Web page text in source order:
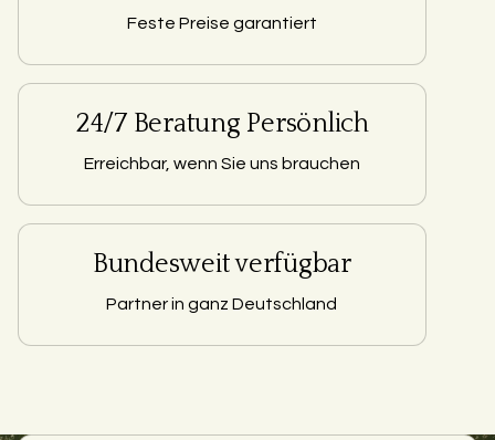
Feste Preise garantiert
24/7 Beratung Persönlich
Erreichbar, wenn Sie uns brauchen
Bundesweit verfügbar
Partner in ganz Deutschland